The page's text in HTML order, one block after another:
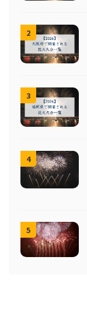
2
3
4
5